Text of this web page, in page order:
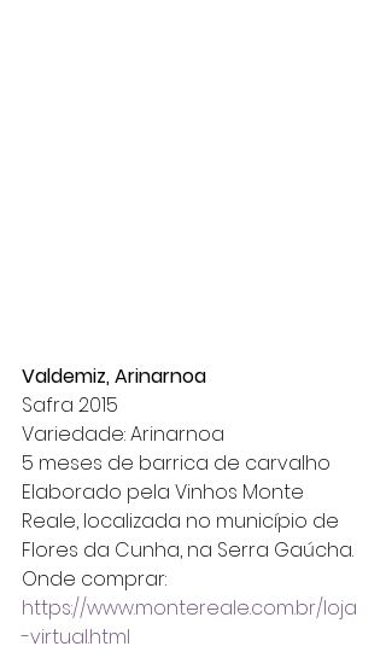
Valdemiz, Arinarnoa
Safra 2015
Variedade: Arinarnoa
5 meses de barrica de carvalho
Elaborado pela Vinhos Monte
Reale, localizada no município de
Flores da Cunha, na Serra Gaúcha.
Onde comprar:
https://www.montereale.com.br/loja
-virtual.html